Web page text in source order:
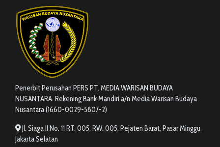
Penerbit Perusahan PERS PT. MEDIA WARISAN BUDAYA
NUSANTARA. Rekening Bank Mandiri a/n Media Warisan Budaya
Nusantara (1660-0029-5807-2)
Jl. Siaga II No. 11 RT. 005, RW. 005, Pejaten Barat, Pasar Minggu,
Jakarta Selatan